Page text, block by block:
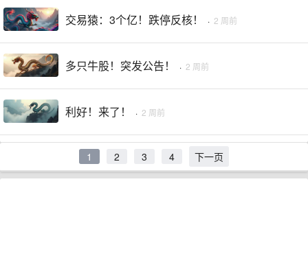
交易猿：3个亿！跌停反核！ · 2 周前
多只牛股！突发公告！ · 2 周前
利好！来了！ · 2 周前
1 2 3 4 下一页